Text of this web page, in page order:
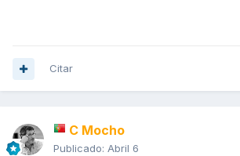
Citar
C Mocho
Publicado: Abril 6